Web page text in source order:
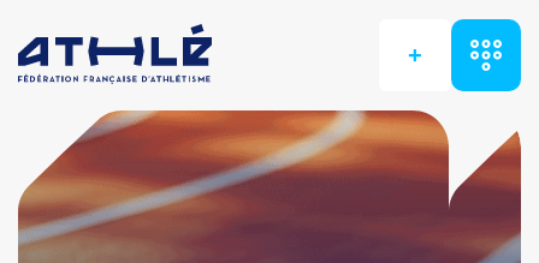
+